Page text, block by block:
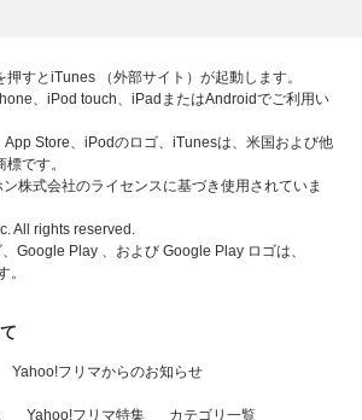
押すとiTunes （外部サイト）が起動します。
、iPod touch、iPadまたはAndroidでご利用い
App Store、iPodのロゴ、iTunesは、米国および他
です。
株式会社のライセンスに基づき使用されていま
All rights reserved.
Google Play 、および Google Play ロゴは、
。
Yahoo!フリマからのお知らせ
Yahoo!フリマ特集 カテゴリ一覧